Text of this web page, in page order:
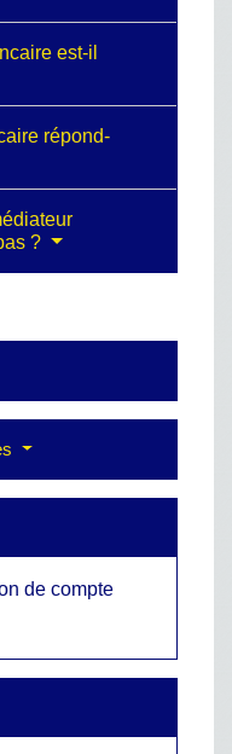
est-il
répond-
?
de compte